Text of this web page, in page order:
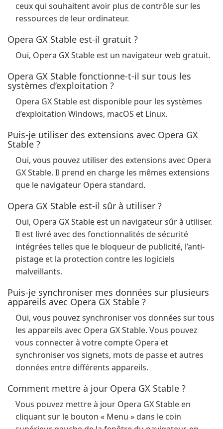
ceux qui souhaitent avoir plus de contrôle sur les
ressources de leur ordinateur.
Opera GX Stable est-il gratuit ?
Oui, Opera GX Stable est un navigateur web gratuit.
Opera GX Stable fonctionne-t-il sur tous les
systèmes d’exploitation ?
Opera GX Stable est disponible pour les systèmes
d’exploitation Windows, macOS et Linux.
Puis-je utiliser des extensions avec Opera GX
Stable ?
Oui, vous pouvez utiliser des extensions avec Opera
GX Stable. Il prend en charge les mêmes extensions
que le navigateur Opera standard.
Opera GX Stable est-il sûr à utiliser ?
Oui, Opera GX Stable est un navigateur sûr à utiliser.
Il est livré avec des fonctionnalités de sécurité
intégrées telles que le bloqueur de publicité, l’anti-
pistage et la protection contre les logiciels
malveillants.
Puis-je synchroniser mes données sur plusieurs
appareils avec Opera GX Stable ?
Oui, vous pouvez synchroniser vos données sur tous
les appareils avec Opera GX Stable. Vous pouvez
vous connecter à votre compte Opera et
synchroniser vos signets, mots de passe et autres
données entre différents appareils.
Comment mettre à jour Opera GX Stable ?
Vous pouvez mettre à jour Opera GX Stable en
cliquant sur le bouton « Menu » dans le coin